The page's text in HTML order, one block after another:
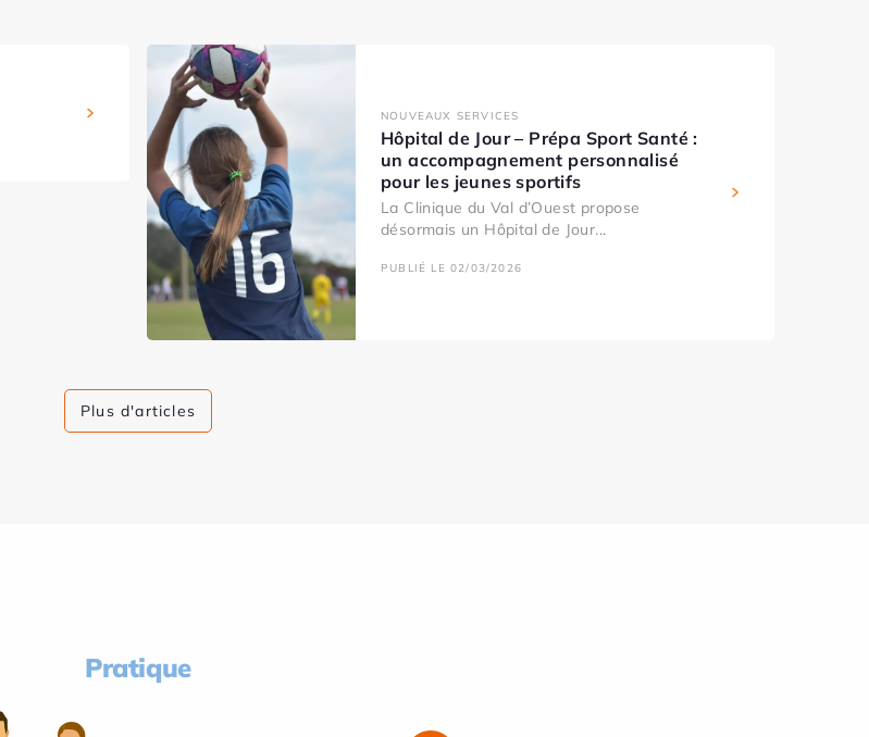
NOUVEAUX SERVICES
Hôpital de Jour – Prépa Sport Santé :
un accompagnement personnalisé
pour les jeunes sportifs
La Clinique du Val d’Ouest propose
désormais un Hôpital de Jour...
PUBLIÉ LE 02/03/2026
Plus d'articles
Pratique